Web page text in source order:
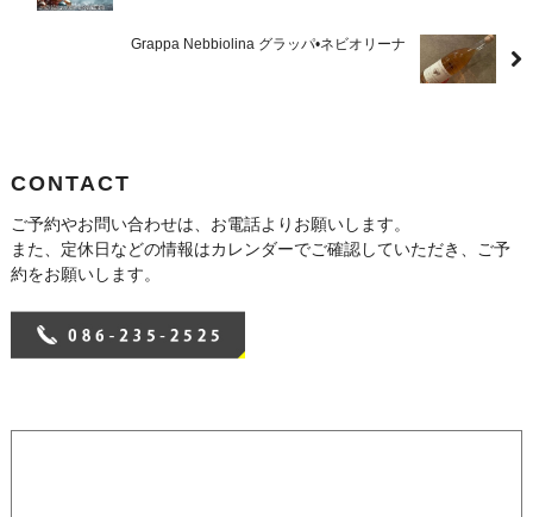
Grappa Nebbiolina グラッパ•ネビオリーナ
CONTACT
ご予約やお問い合わせは、お電話よりお願いします。
また、定休日などの情報はカレンダーでご確認していただき、ご予
約をお願いします。